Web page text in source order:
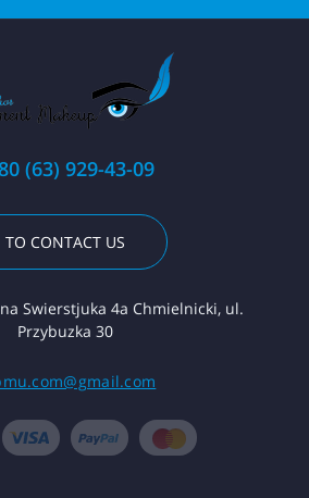
(63) 929-43-09
TO CONTACT US
Swierstjuka 4a Chmielnicki, ul.
Przybuzka 30